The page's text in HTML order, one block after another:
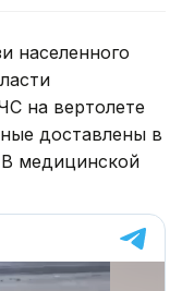
населенного
на вертолете
доставлены в
медицинской